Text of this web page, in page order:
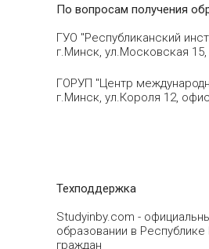
По вопросам получения
ГУО "Республиканский
г.Минск, ул.Московская 15,
ГОРУП "Центр
г.Минск, ул.Короля 12,
Техподдержка
Studyinby.com -
образовании в
граждан